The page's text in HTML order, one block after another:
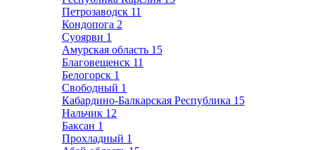
Петрозаводск 11
Кондопога 2
Суоярви 1
Амурская область 15
Благовещенск 11
Белогорск 1
Свободный 1
Кабардино-Балкарская Республика 15
Нальчик 12
Баксан 1
Прохладный 1